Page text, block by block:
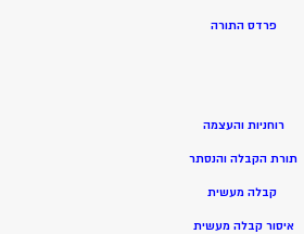
פרדס התורה
רוחניות והעצמה
תורת הקבלה והנסתר
קבלה מעשית
איסור קבלה מעשית